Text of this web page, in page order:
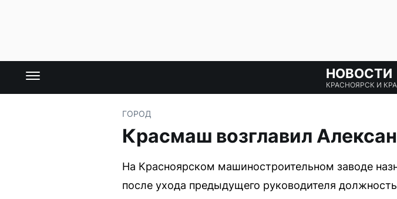
НОВОСТИ
КРАСНОЯРСК И
ГОРОД
Красмаш возглавил
На Красноярском машиностроительном заводе
после ухода предыдущего руководителя